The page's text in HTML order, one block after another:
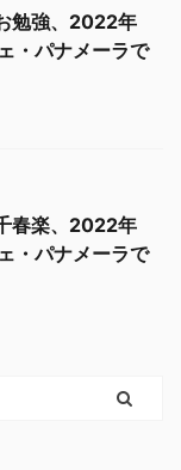
勉強、2022年
・パナメーラで
春楽、2022年
・パナメーラで